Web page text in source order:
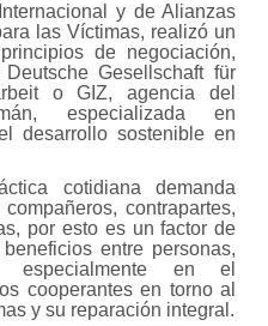
y de Alianzas
las Víctimas, realizó un
de negociación,
Gesellschaft für
o GIZ, agencia del
especializada en
desarrollo sostenible en
cotidiana demanda
contrapartes,
por esto es un factor de
entre personas,
especialmente en el
cooperantes en torno al
y su reparación integral.